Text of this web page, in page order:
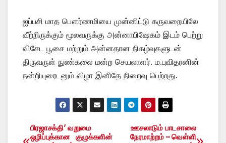
ஐப்பசி மாத பௌர்ணமியை முன்னிட்டு கருவறையிலே
வீற்றிருக்கும் மூலவருக்கு அன்னாபிஷேகம் இடம் பெற்று
விசேட பூசை மற்றும் அன்னதான நிகழ்வுகளுடன்
திருவருள் நுண்கலை மன்ற செயலாளர். ம.புவிதரனின்
நன்றியுரைடனும் விழா இனிதே நிறைவு பெற்றது.
Post
ஊசலாடும் பாடசாலை
நேரமாற்றம் – வெள்ளி
பிரஜாசக்தி’ வறுமை
ஒழிப்புக்கான குழுக்களின்